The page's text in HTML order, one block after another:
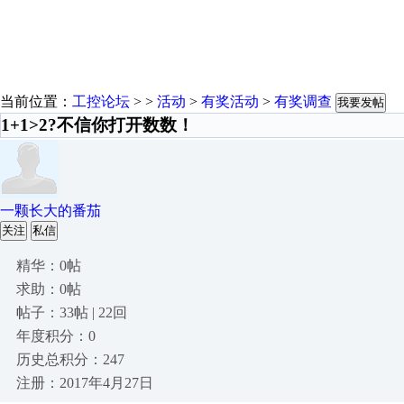
当前位置： 工控论坛 > > 活动 > 有奖活动 > 有奖调查 我要发帖
1+1>2?不信你打开数数！
一颗长大的番茄
关注 私信
精华：0帖
求助：0帖
帖子：33帖 | 22回
年度积分：0
历史总积分：247
注册：2017年4月27日